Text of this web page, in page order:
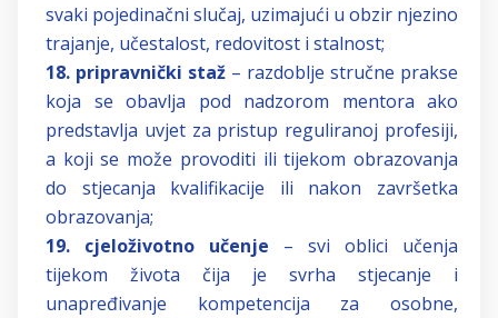
svaki pojedinačni slučaj, uzimajući u obzir njezino
trajanje, učestalost, redovitost i stalnost;
18. pripravnički staž – razdoblje stručne prakse
koja se obavlja pod nadzorom mentora ako
predstavlja uvjet za pristup reguliranoj profesiji,
a koji se može provoditi ili tijekom obrazovanja
do stjecanja kvalifikacije ili nakon završetka
obrazovanja;
19. cjeloživotno učenje – svi oblici učenja
tijekom života čija je svrha stjecanje i
unapređivanje kompetencija za osobne,